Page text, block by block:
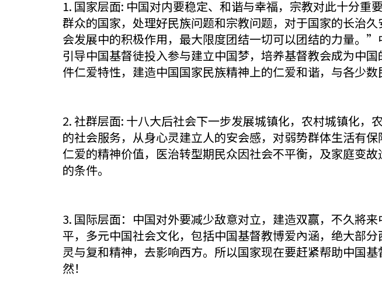
1. 国家层面: 中国对内要稳定、和谐与幸福，宗教对此十分
群众的国家，处理好民族问题和宗教问题，对于国家的长治
会发展中的积极作用，最大限度团结一切可以团结的力量。
引导中国基督徒投入参与建立中国梦，培养基督教会成为中
件仁爱特性，建造中国国家民族精神上的仁爱和谐，与各少
2. 社群层面: 十八大后社会下一步发展城镇化，农村城镇化
的社会服务，从身心灵建立人的安会感，对弱势群体生活有
仁爱的精神价值，医治转型期民众因社会不平衡，及家庭变
的条件。
3. 国际层面：中国对外要减少敌意对立，建造双赢，不久將
平，多元中国社会文化，包括中国基督教博爱內涵，绝大部
灵与复和精神，去影响西方。所以国家现在要赶紧帮助中国
然！